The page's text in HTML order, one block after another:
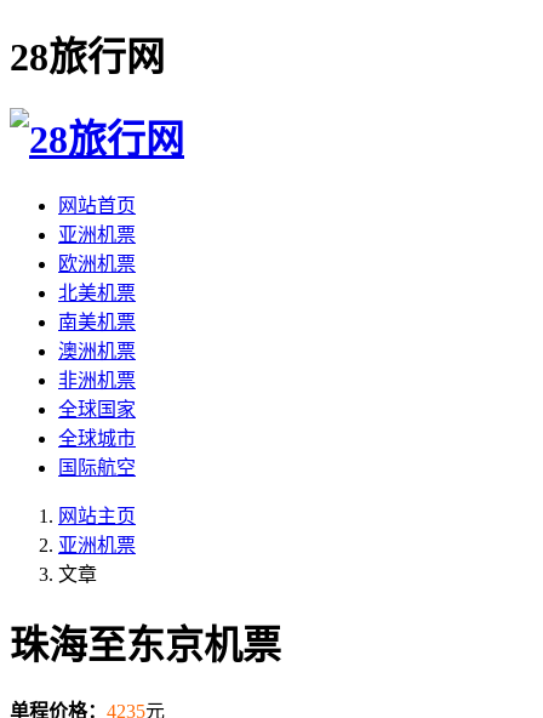
28旅行网
网站首页
亚洲机票
欧洲机票
北美机票
南美机票
澳洲机票
非洲机票
全球国家
全球城市
国际航空
网站主页
亚洲机票
文章
珠海至东京机票
单程价格： 4235元